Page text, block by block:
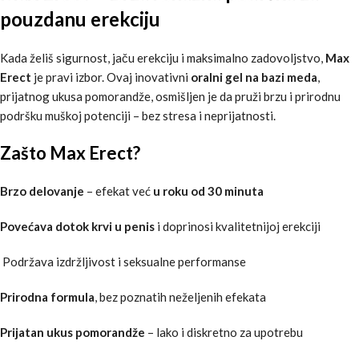
pouzdanu erekciju
Kada želiš sigurnost, jaču erekciju i maksimalno zadovoljstvo, Max
Erect je pravi izbor. Ovaj inovativni oralni gel na bazi meda,
prijatnog ukusa pomorandže, osmišljen je da pruži brzu i prirodnu
podršku muškoj potenciji – bez stresa i neprijatnosti.
Zašto Max Erect?
Brzo delovanje – efekat već u roku od 30 minuta
Povećava dotok krvi u penis i doprinosi kvalitetnijoj erekciji
Podržava izdržljivost i seksualne performanse
Prirodna formula, bez poznatih neželjenih efekata
Prijatan ukus pomorandže – lako i diskretno za upotrebu